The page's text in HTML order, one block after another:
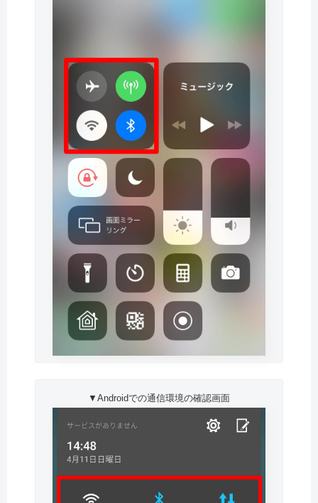
▼Androidでの通信環境の確認画面